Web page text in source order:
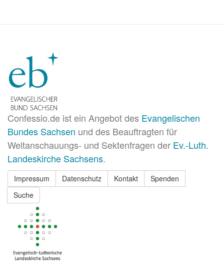
Confessio.de ist ein Angebot des Evangelischen
Bundes Sachsen und des Beauftragten für
Weltanschauungs- und Sektenfragen der Ev.-Luth.
Landeskirche Sachsens.
Impressum Datenschutz Kontakt
Spenden
Suche